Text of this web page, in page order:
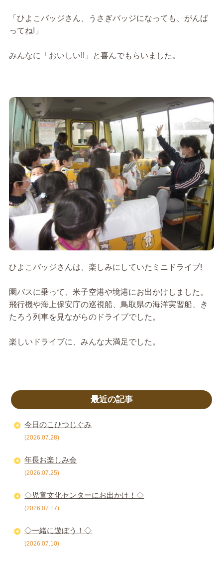
「ひよこバッジさん、うさぎバッジになっても、がんば
ってね!」
みんなに「おいしい!!」と喜んでもらいました。
ひよこバッジさんは、楽しみにしていたミニドライブ!
園バスに乗って、米子空港や境港にお出かけしました。
飛行機や海上保安庁の巡視船、鳥取県の海洋実習船、き
たろう列車を見ながらのドライブでした。
楽しいドライブに、みんな大満足でした。
最近の記事
今日のこひつじぐみ
(2026.07.28)
年長お楽しみ会
(2026.07.25)
◇児童文化センターにお出かけ！◇
(2026.07.17)
◇一緒に遊ぼう！◇
(2026.07.10)